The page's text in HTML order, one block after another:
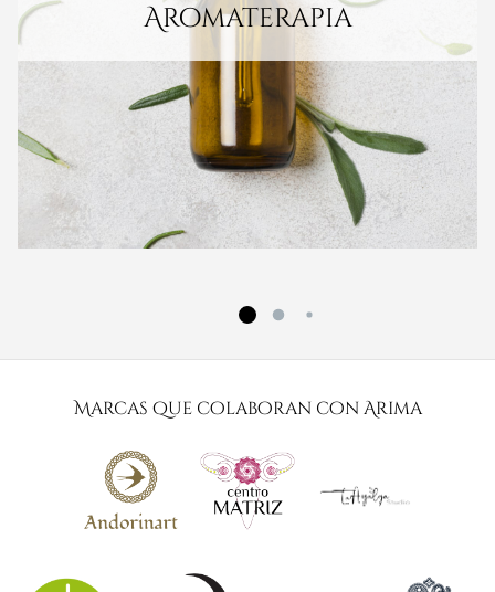
Aromaterapia
Marcas que colaboran con Arima